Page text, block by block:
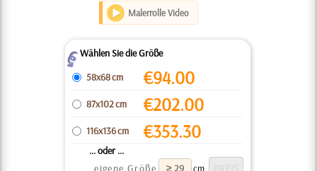
Malerrolle Video
ZWählen Sie die Größe
58x68 cm
€94.00
87x102 cm €202.00
116x136 cm €353.30
... oder ...
eigene Größe
cm